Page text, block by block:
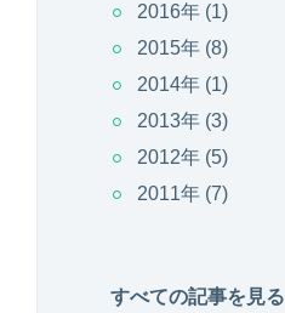
2016年 (1)
2015年 (8)
2014年 (1)
2013年 (3)
2012年 (5)
2011年 (7)
すべての記事を見る